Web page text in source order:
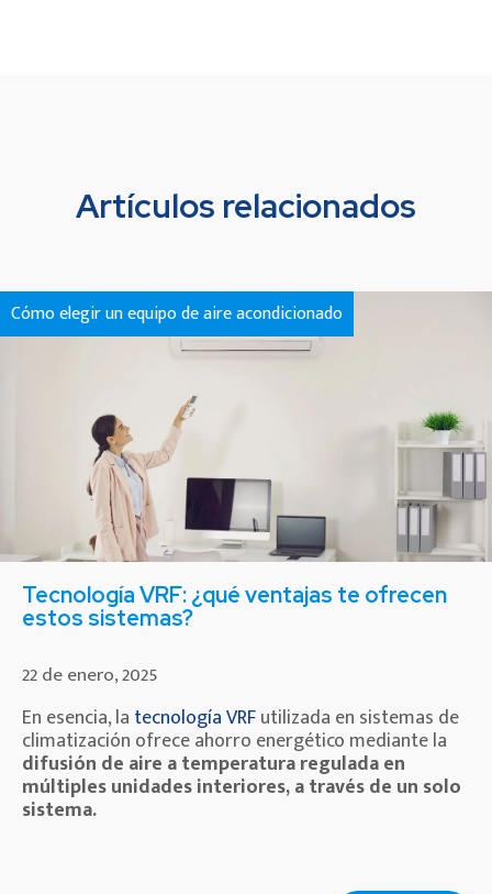
Artículos relacionados
Cómo elegir un equipo de aire acondicionado
Tecnología VRF: ¿qué ventajas te ofrecen
estos sistemas?
22 de enero, 2025
En esencia, la tecnología VRFutilizada en sistemas de
climatización ofrece ahorro energético mediante la
difusión de aire a temperatura regulada en
múltiples unidades interiores, a través de un solo
sistema.